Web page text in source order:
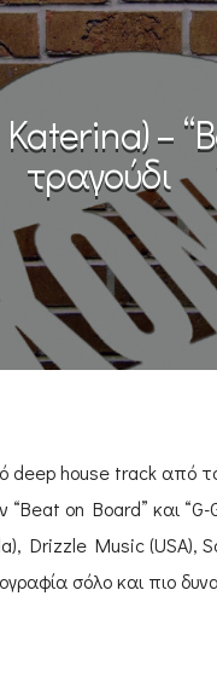
–
τραγούδι
deep house track από
on Board” και “G-
Drizzle Music (USA),
σόλο και πιο